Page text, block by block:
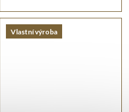
Vlastní výroba